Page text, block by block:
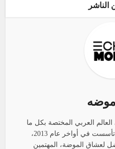
الناشر
موضه
العربي المختصة بكل ما
يتعلق بالأزياء، الجمال، والتسوق. تأسست في أواخر عام 2013،
لعشاق الموضة، المهتمين